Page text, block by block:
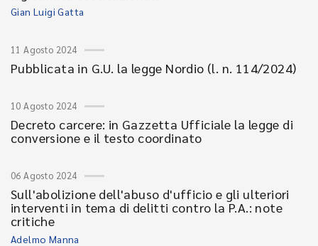
Gian Luigi Gatta
11 Agosto 2024
Pubblicata in G.U. la legge Nordio (l. n. 114/2024)
10 Agosto 2024
Decreto carcere: in Gazzetta Ufficiale la legge di
conversione e il testo coordinato
06 Agosto 2024
Sull'abolizione dell'abuso d'ufficio e gli ulteriori
interventi in tema di delitti contro la P.A.: note
critiche
Adelmo Manna